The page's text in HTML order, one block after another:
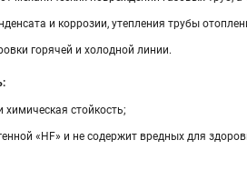
и коррозии, утепления трубы
горячей и холодной линии.
стойкость;
«HF» и не содержит вредных для